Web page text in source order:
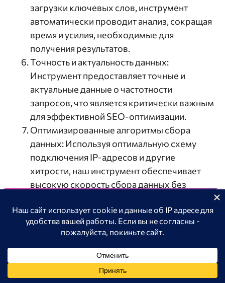
загрузки ключевых слов, инструмент
автоматически проводит анализ, сокращая
время и усилия, необходимые для
получения результатов.
Точность и актуальность данных:
Инструмент предоставляет точные и
актуальные данные о частотности
запросов, что является критически важным
для эффективной SEO-оптимизации.
Оптимизированные алгоритмы сбора
данных: Используя оптимальную схему
подключения IP-адресов и другие
хитрости, наш инструмент обеспечивает
высокую скорость сбора данных без
решения капч.
Безопасность и сохранность данных: Все
собранные данные хранятся в облаке,
обеспечивая их сохранность и доступность
в любое время.
Поддержка всех регионов Яндекса:
Отслеживание бренда в
нейросетях
Анализируйте видимость бренда, продукта в ChatGPT,
Попробовать AI Трекер